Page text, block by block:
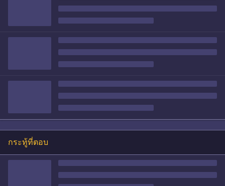
กระทู้ที่ตอบ